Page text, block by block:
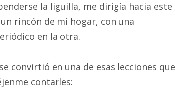
la liguilla, me dirigía hacia este
rincón de mi hogar, con una
en la otra.
convirtió en una de esas lecciones que
contarles: